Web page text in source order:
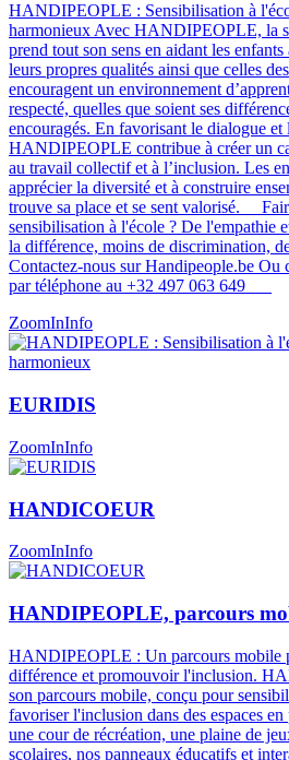
HANDIPEOPLE : Sensibilisation à
harmonieux Avec HANDIPEOPLE, la
prend tout son sens en aidant les
leurs propres qualités ainsi que celles
encouragent un environnement
respecté, quelles que soient ses
encouragés. En favorisant le dialogue
HANDIPEOPLE contribue à créer un
au travail collectif et à l’inclusion. Les
apprécier la diversité et à construire
trouve sa place et se sent valorisé​​​.
sensibilisation à l'école ? De l'empathie
la différence, moins de discrimination,
Contactez-nous sur Handipeople.be Ou
par téléphone au +32 497 063 649
ZoomInInfo
EURIDIS
ZoomInInfo
HANDICOEUR
ZoomInInfo
HANDIPEOPLE, parcours
HANDIPEOPLE : Un parcours mobile
différence et promouvoir l'inclusion.
son parcours mobile, conçu pour
favoriser l'inclusion dans des espaces
une cour de récréation, une plaine de
scolaires, nos panneaux éducatifs et